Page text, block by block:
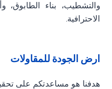
والتشطيب، بناء الطابوق،
الاحترافية.
ارض الجودة للمقاولات
هدفنا هو مساعدتكم على